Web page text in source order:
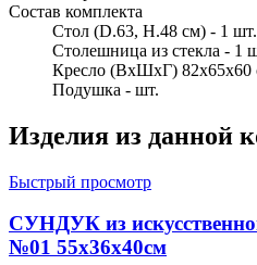
Состав комплекта
Стол (D.63, H.48 см) - 1 шт.
Столешница из стекла - 1
Кресло (ВхШхГ) 82х65х60
Подушка - шт.
Изделия из данной
Быстрый просмотр
СУНДУК из
№01 55х36х40см